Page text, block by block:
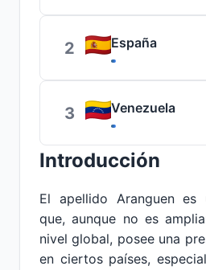
2 España
3 Venezuela
Introducción
El apellido Aranguen es
que, aunque no es
nivel global, posee una
en ciertos países,